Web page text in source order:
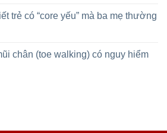
trẻ có “core yếu” mà ba mẹ thường
chân (toe walking) có nguy hiểm